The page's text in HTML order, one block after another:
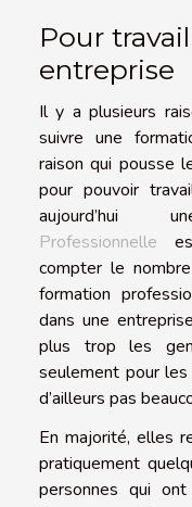
Pour
entreprise
Il y a plusieurs
suivre une
raison qui pousse
pour pouvoir
aujourd’hui
Professionnelle
compter le
formation
dans une
plus trop les
seulement pour
d’ailleurs pas
En majorité, elles
pratiquement
personnes qui